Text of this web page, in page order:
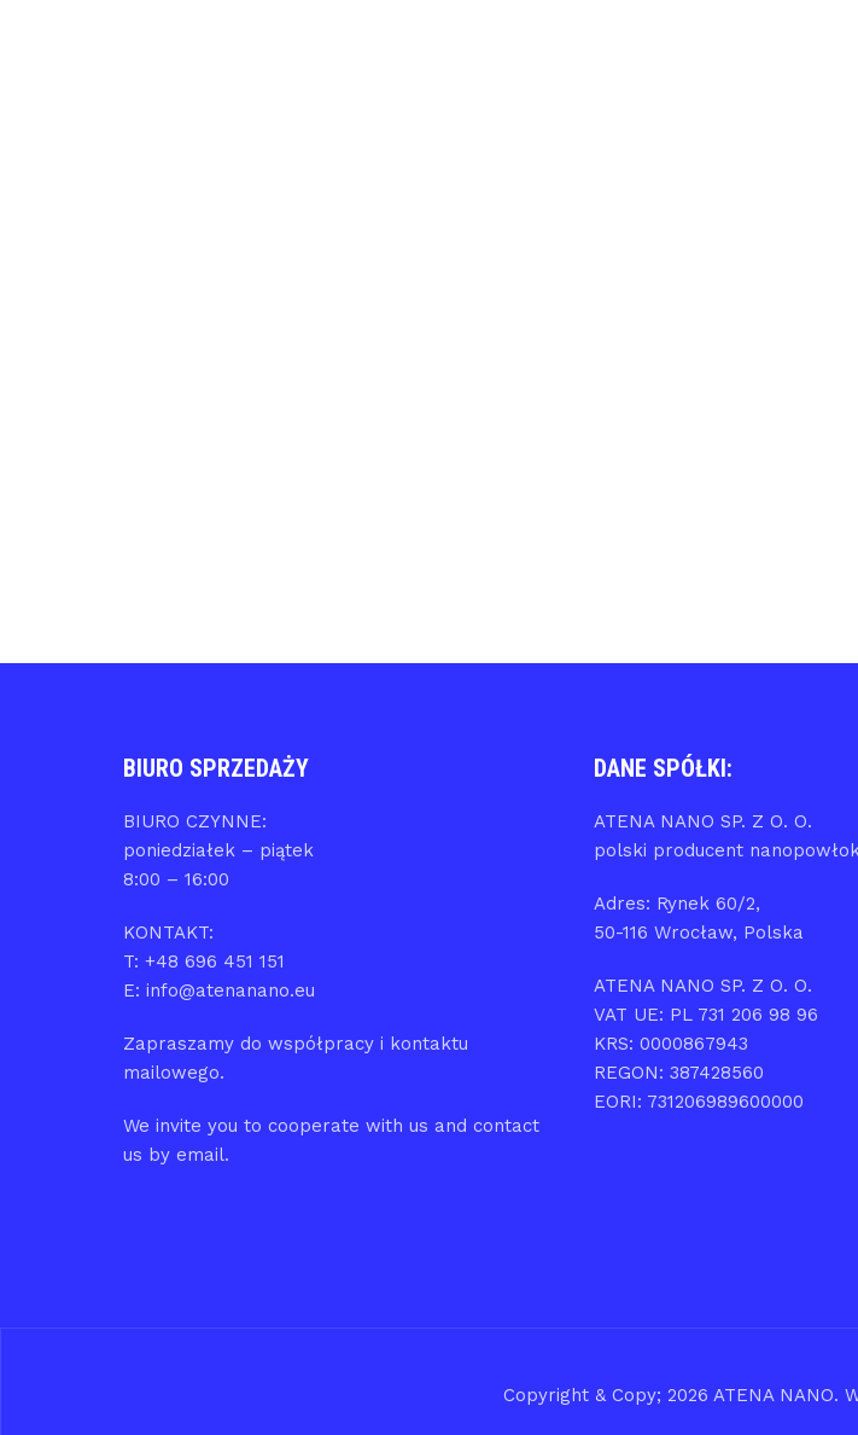
BIURO SPRZEDAŻY
BIURO CZYNNE:
poniedziałek – piątek
8:00 – 16:00
KONTAKT:
T: +48 696 451 151
E: info@atenanano.eu
Zapraszamy do współpracy i kontaktu
mailowego.
We invite you to cooperate with us and contact
us by email.
DANE SPÓŁKI:
ATENA NANO SP. Z O. O.
polski producent
Adres: Rynek 60/2,
50-116 Wrocław, Polska
ATENA NANO SP. Z O. O.
VAT UE: PL 731 206 98 96
KRS: 0000867943
REGON: 387428560
EORI: 731206989600000
Copyright & Copy; 2026 ATENA NANO.